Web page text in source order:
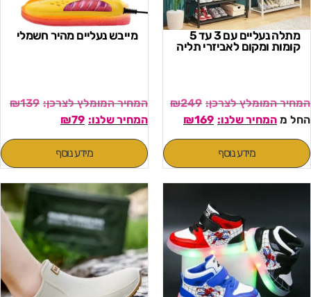
מתלה נעליים עם 3 עד 5
קומות ומקום לאביזרי תליה
₪249
₪169 החל מ
מידע נוסף
מייבש נעליים מהיר חשמלי
₪139
₪79
מידע נוסף